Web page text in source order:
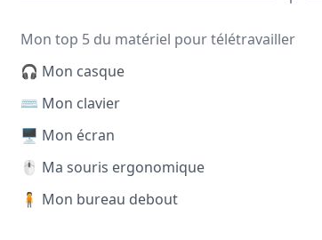
Mon top 5 du matériel pour télétravailler
🎧 Mon casque
⌨️ Mon clavier
🖥️ Mon écran
🖱️ Ma souris ergonomique
🧍 Mon bureau debout